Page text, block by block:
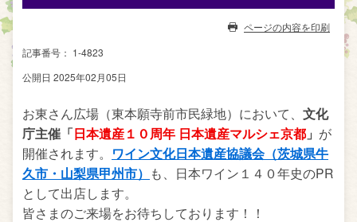
ページの内容を印刷
記事番号： 1-4823
公開日 2025年02月05日
お東さん広場（東本願寺前市民緑地）において、 文化
庁主催「日本遺産１０周年 日本遺産マルシェ京都 」 が
開催されます。 ワイン文化日本遺産協議会（茨城県牛
久市・山梨県甲州市） も、日本ワイン１４０年史のPR
として出店します。
皆さまのご来場をお待ちしております！！